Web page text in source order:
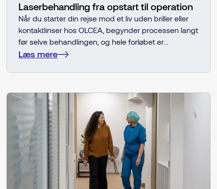
Laserbehandling fra opstart til operation
Når du starter din rejse mod et liv uden briller eller
kontaktlinser hos OLCEA, begynder processen langt
før selve behandlingen, og hele forløbet er
tilrettelagt, så du føler dig tryg, informeret og i gode
Læs mere